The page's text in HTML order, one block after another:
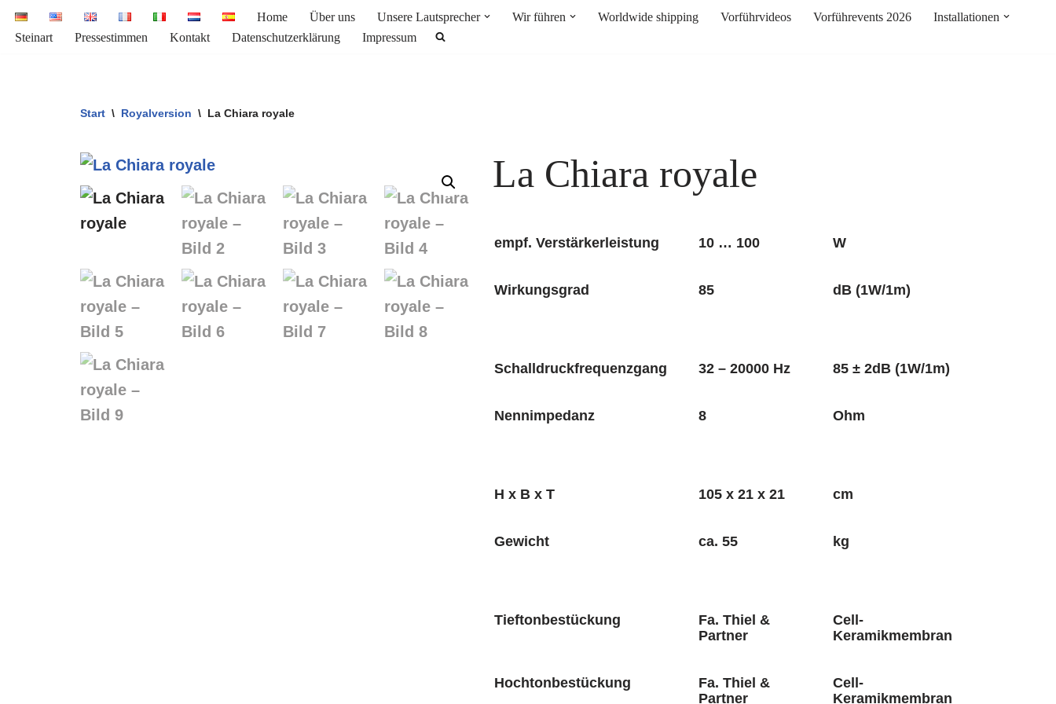
Zum
Home Über uns Unsere Lautsprecher Wir führen Worldwide shipping Vorführvideos Vorführevents 2026
Installationen
Steinart
Pressestimmen Kontakt Datenschutzerklärung Impressum
Start \ Royalversion \ La Chiara royale
La Chiara royale
empf. Verstärkerleistung 10 … 100 W
Wirkungsgrad 85 dB (1W/1m)
Schalldruckfrequenzgang 32 – 20000 Hz 85 ± 2dB (1W/1m)
Nennimpedanz 8 Ohm
H x B x T 105 x 21 x 21 cm
Gewicht ca. 55 kg
Tieftonbestückung
Fa. Thiel &
Partner
Cell-
Keramikmembran
Hochtonbestückung
Fa. Thiel &
Partner
Cell-
Keramikmembran